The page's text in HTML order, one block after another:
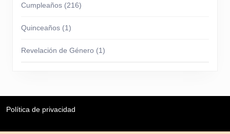
Cumpleaños (216)
Quinceaños (1)
Revelación de Género (1)
Política de privacidad